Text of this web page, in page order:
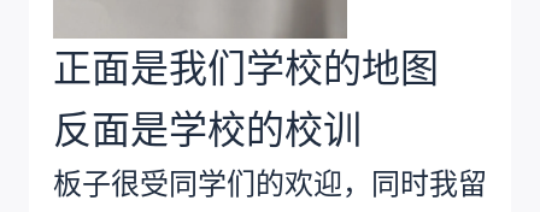
正面是我们学校的地图
反面是学校的校训
板子很受同学们的欢迎，同时我留